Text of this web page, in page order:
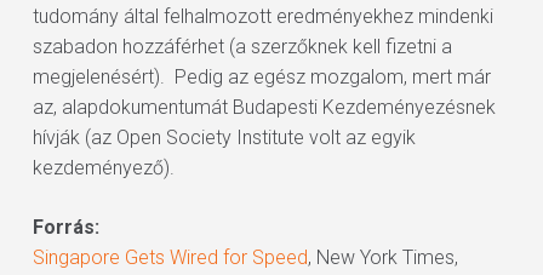
tudomány által felhalmozott eredményekhez mindenki
szabadon hozzáférhet (a szerzőknek kell fizetni a
megjelenésért). Pedig az egész mozgalom, mert már
az, alapdokumentumát Budapesti Kezdeményezésnek
hívják (az Open Society Institute volt az egyik
kezdeményező).
Forrás:
Singapore Gets Wired for Speed, New York Times,